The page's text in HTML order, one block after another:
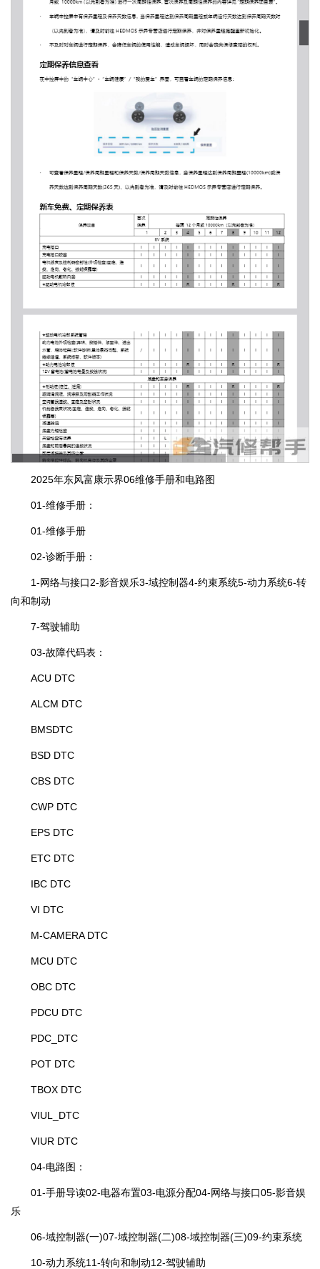
2025年东风富康示界06维修手册和电路图
01-维修手册：
01-维修手册
02-诊断手册：
1-网络与接口2-影音娱乐3-域控制器4-约束系统5-动力系统6-转
向和制动
7-驾驶辅助
03-故障代码表：
ACU DTC
ALCM DTC
BMSDTC
BSD DTC
CBS DTC
CWP DTC
EPS DTC
ETC DTC
IBC DTC
VI DTC
M-CAMERA DTC
MCU DTC
OBC DTC
PDCU DTC
PDC_DTC
POT DTC
TBOX DTC
VIUL_DTC
VIUR DTC
04-电路图：
01-手册导读02-电器布置03-电源分配04-网络与接口05-影音娱
乐
06-域控制器(一)07-域控制器(二)08-域控制器(三)09-约束系统
10-动力系统11-转向和制动12-驾驶辅助